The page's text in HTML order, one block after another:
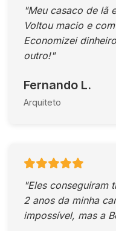
"Meu casaco de lã
Voltou macio e
Economizei
outro!"
Fernando L.
Arquiteto
"Eles conseguiram
2 anos da minha
impossível, mas a